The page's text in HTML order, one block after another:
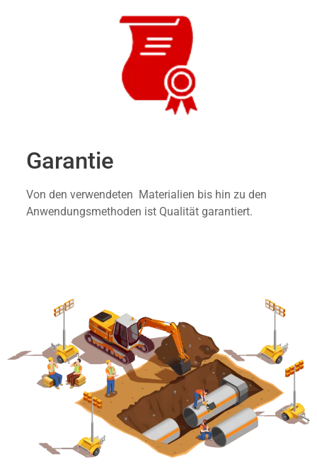
Garantie
Von den verwendeten Materialien bis hin zu den
Anwendungsmethoden ist Qualität garantiert.